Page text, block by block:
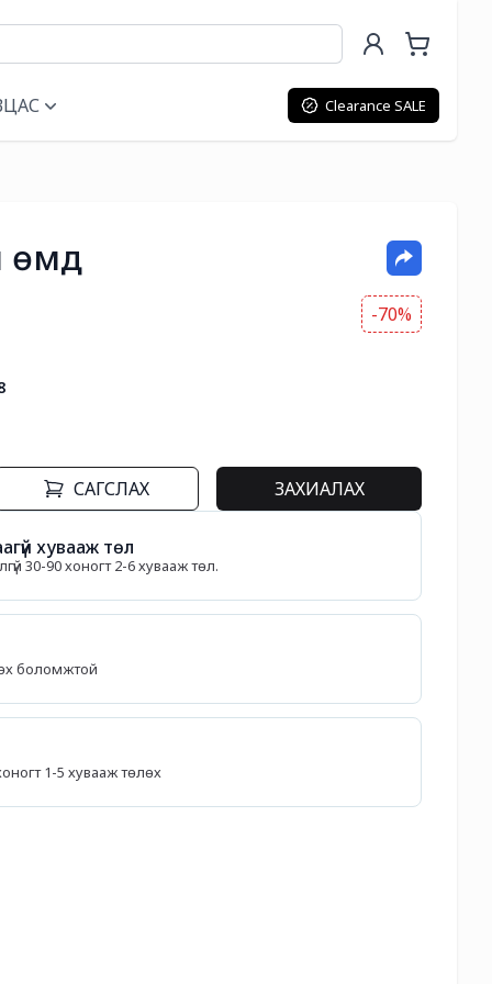
Clearance SALE
өмд
-70%
САГСЛАХ ЗАХИАЛАХ
хувааж төл
30-90 хоногт 2-6 хувааж төл.
боломжтой
хоногт 1-5 хувааж төлөх